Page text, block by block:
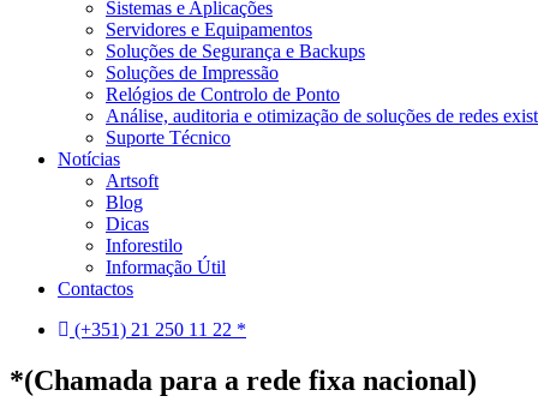
Sistemas e Aplicações
Servidores e Equipamentos
Soluções de Segurança e Backups
Soluções de Impressão
Relógios de Controlo de Ponto
Análise, auditoria e otimização de soluções de redes
Suporte Técnico
Notícias
Artsoft
Blog
Dicas
Inforestilo
Informação Útil
Contactos
(+351) 21 250 11 22 *
*(Chamada para a rede fixa nacional)